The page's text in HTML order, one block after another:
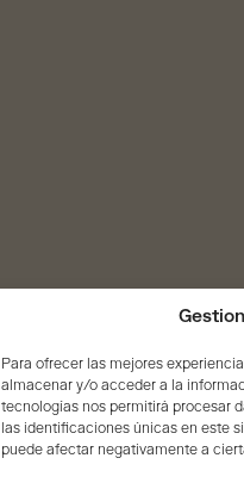
Para ofrecer las mejores
almacenar y/o acceder a la
tecnologías nos permitirá procesar
las identificaciones únicas en este
puede afectar negativamente a